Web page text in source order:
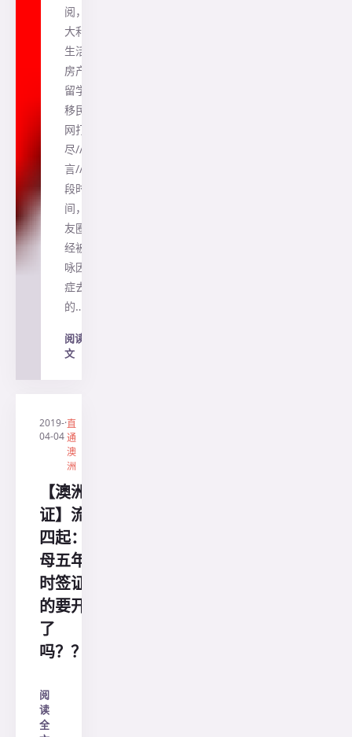
阅，澳
大利亚
生活、
房产、
留学、
移民一
网打
尽//前
言// 前
段时
间，朋
友圈已
经被李
咏因癌
症去世
的…
阅读全
文
2019-
04-04
·直
通
澳
洲
【澳洲签
证】流言
四起：父
母五年临
时签证真
的要开启
了
吗？？？
阅
读
全